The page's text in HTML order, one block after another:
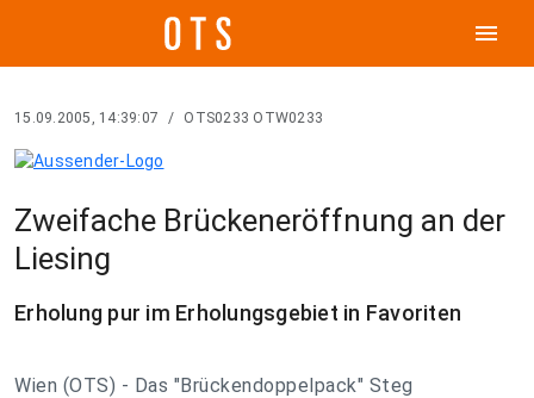
menu
15.09.2005, 14:39:07 / OTS0233 OTW0233
Zweifache Brückeneröffnung an der
Liesing
Erholung pur im Erholungsgebiet in Favoriten
Wien (OTS) - Das "Brückendoppelpack" Steg